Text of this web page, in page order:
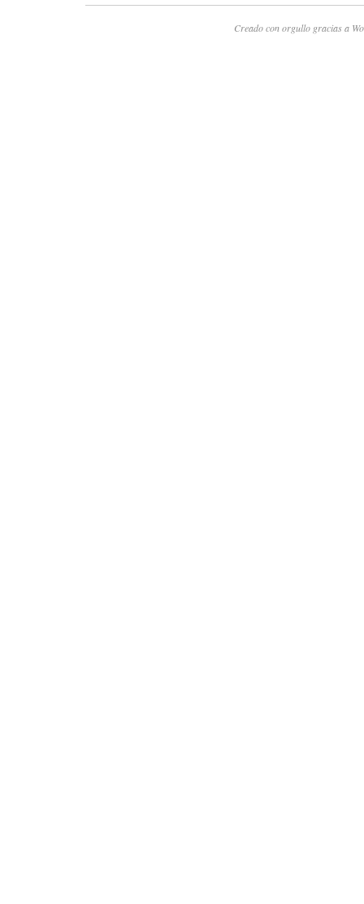
Creado con orgullo gracias a